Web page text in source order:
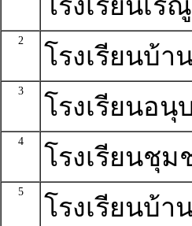
โรงเรียนเร
2
โรงเรียนบ้า
3
โรงเรียนอ
4
โรงเรียนชุ
5
โรงเรียนบ้า